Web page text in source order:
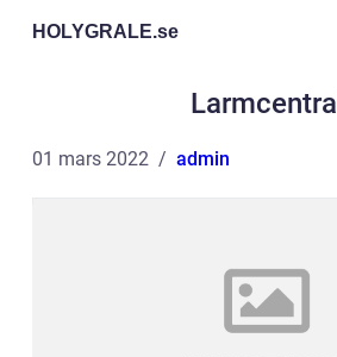
HOLYGRALE.se
Larmcentral
01 mars 2022 admin